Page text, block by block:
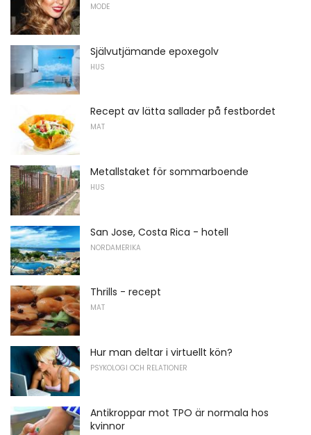
MODE
Självutjämande epoxegolv
HUS
Recept av lätta sallader på festbordet
MAT
Metallstaket för sommarboende
HUS
San Jose, Costa Rica - hotell
NORDAMERIKA
Thrills - recept
MAT
Hur man deltar i virtuellt kön?
PSYKOLOGI OCH RELATIONER
Antikroppar mot TPO är normala hos
kvinnor